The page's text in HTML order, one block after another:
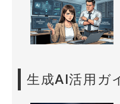
生成AI活用ガ